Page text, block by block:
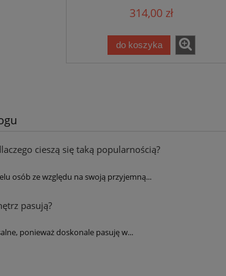
314,00 zł
do koszyka
cieszą się taką popularnością?
osób ze względu na swoją przyjemną...
pasują?
ponieważ doskonale pasuję w...